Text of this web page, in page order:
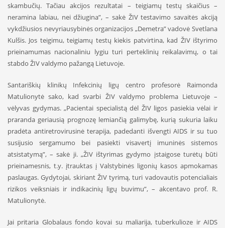
skambučių. Tačiau akcijos rezultatai – teigiamų testų skaičius –
neramina labiau, nei džiugina”, – sakė ŽIV testavimo savaitės akciją
vykdžiusios nevyriausybinės organizacijos „Demetra” vadovė Svetlana
Kulšis. Jos teigimu, teigiamų testų kiekis patvirtina, kad ŽIV ištyrimo
prieinamumas nacionaliniu lygiu turi perteklinių reikalavimų, o tai
stabdo ŽIV valdymo pažangą Lietuvoje.
Santariškių klinikų Infekcinių ligų centro profesorė Raimonda
Matulionytė sako, kad svarbi ŽIV valdymo problema Lietuvoje –
vėlyvas gydymas. „Pacientai specialistą dėl ŽIV ligos pasiekia vėlai ir
praranda geriausią prognozę lemiančią galimybę, kurią sukuria laiku
pradėta antiretrovirusinė terapija, padedanti išvengti AIDS ir su tuo
susijusio sergamumo bei pasiekti visavertį imuninės sistemos
atsistatymą”, – sakė ji. „ŽIV ištyrimas gydymo įstaigose turėtų būti
prieinamesnis, t.y. įtrauktas į Valstybinės ligonių kasos apmokamas
paslaugas. Gydytojai, skiriant ŽIV tyrimą, turi vadovautis potencialiais
rizikos veiksniais ir indikacinių ligų buvimu”, – akcentavo prof. R.
Matulionytė.
Jai pritaria Globalaus fondo kovai su maliarija, tuberkulioze ir AIDS